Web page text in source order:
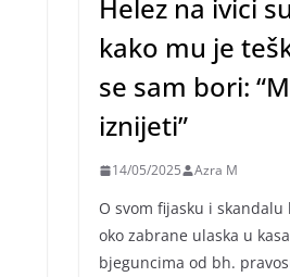
Helez na ivici
kako mu je
se sam bori:
iznijeti”
14/05/2025 Azra M
O svom fijasku i
oko zabrane ulaska u
bjeguncima od bh.